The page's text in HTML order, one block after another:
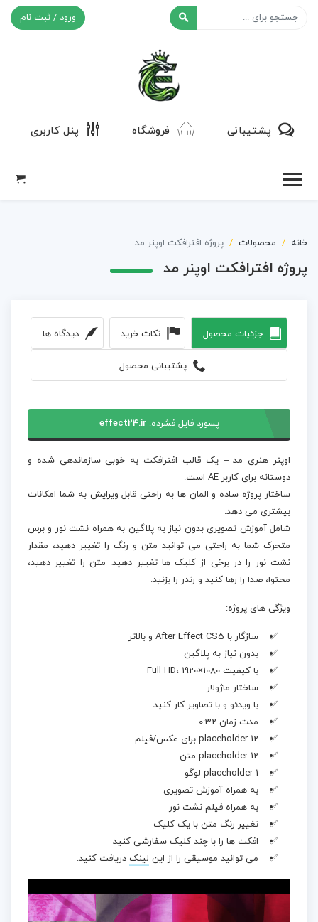
ورود / ثبت نام
پشتیبانی فروشگاه پنل کاربری
خانه محصولات پروژه افترافکت اوپنر مد
پروژه افترافکت اوپنر مد
جزئیات محصول نکات خرید دیدگاه ها
پشتیبانی محصول
پسورد فایل فشرده:effect24.ir
اوپنر هنری مد – یک قالب افترافکت به خوبی سازماندهی شده و
دوستانه برای کاربر AE است.
ساختار پروژه ساده و المان ها به راحتی قابل ویرایش به شما امکانات
بیشتری می دهد.
شامل آموزش تصویری بدون نیاز به پلاگین به همراه نشت نور و برس
متحرک شما به راحتی می توانید متن و رنگ را تغییر دهید، مقدار
نشت نور را در برخی از کلیک ها تغییر دهید. متن را تغییر دهید،
محتوا، صدا را رها کنید و رندر را بزنید.
ویژگی های پروژه:
سازگار با After Effect CS5 و بالاتر
بدون نیاز به پلاگین
با کیفیت Full HD، 1920×1080
ساختار ماژولار
با ویدئو و با تصاویر کار کنید.
مدت زمان 0:32
12 placeholder برای عکس/فیلم
12 placeholder متن
1 placeholder لوگو
به همراه آموزش تصویری
به همراه فیلم نشت نور
تغییر رنگ متن با یک کلیک
افکت ها را با چند کلیک سفارشی کنید
می توانید موسیقی را از این لینک دریافت کنید.